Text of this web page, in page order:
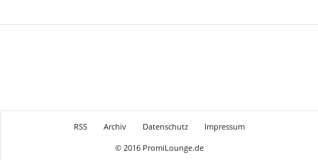
RSS Archiv Datenschutz
Impressum
© 2016 PromiLounge.de